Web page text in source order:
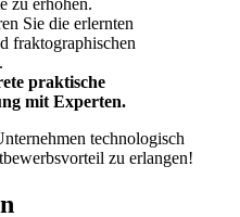
zu erhöhen.
Sie die erlernten
fraktographischen
praktische
mit Experten.
technologisch
zu erlangen!